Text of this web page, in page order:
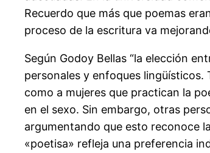
Recuerdo que más que poemas
proceso de la escritura va
Según Godoy Bellas “la elección
personales y enfoques
como a mujeres que practican la
en el sexo. Sin embargo, otras
argumentando que esto reconoce
«poetisa» refleja una preferencia